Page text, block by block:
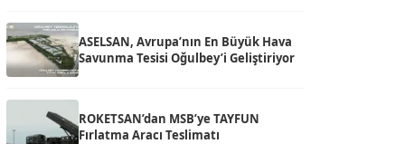
ASELSAN, Avrupa’nın En Büyük Hava
Savunma Tesisi Oğulbey’i Geliştiriyor
ROKETSAN’dan MSB’ye TAYFUN
Fırlatma Aracı Teslimatı